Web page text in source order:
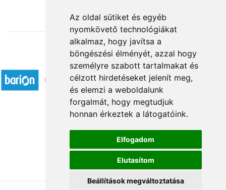
Az oldal sütiket és egyéb
nyomkövető technológiákat
alkalmaz, hogy javítsa a
böngészési élményét, azzal hogy
személyre szabott tartalmakat és
célzott hirdetéseket jelenít meg,
és elemzi a weboldalunk
forgalmát, hogy megtudjuk
honnan érkeztek a látogatóink.
Elfogadom
Elutasítom
Beállítások megváltoztatása
Elfogadott fizetési módok
Á.SZ.F.
Impresszum
Adatkezelési tájékoztató